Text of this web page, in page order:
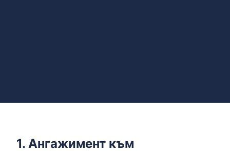
1. Ангажимент към